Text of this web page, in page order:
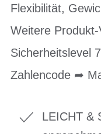
Flexibilität,
Weitere
Sicherheitslevel
Zahlencode ➦
LEICHT &